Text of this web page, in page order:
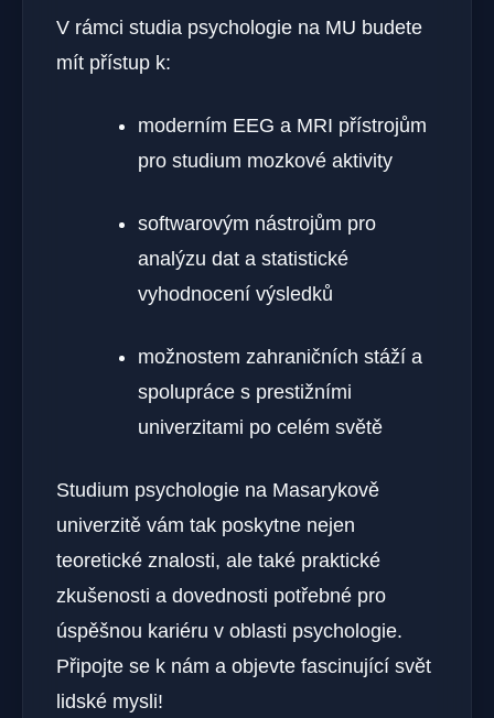
V rámci studia psychologie na MU budete
mít přístup k:
moderním EEG a MRI přístrojům
pro studium mozkové aktivity
softwarovým nástrojům pro
analýzu dat a statistické
vyhodnocení výsledků
možnostem zahraničních stáží a
spolupráce s prestižními
univerzitami po celém světě
Studium psychologie na Masarykově
univerzitě vám tak poskytne nejen
teoretické znalosti, ale také praktické
zkušenosti a dovednosti potřebné pro
úspěšnou kariéru v oblasti psychologie.
Připojte se k nám a objevte fascinující svět
lidské mysli!